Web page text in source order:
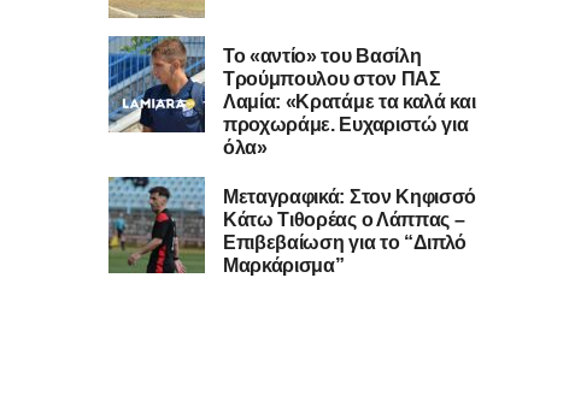
Το «αντίο» του Βασίλη
Τρούμπουλου στον ΠΑΣ
Λαμία: «Κρατάμε τα καλά και
προχωράμε. Ευχαριστώ για
όλα»
Μεταγραφικά: Στον Κηφισσό
Κάτω Τιθορέας ο Λάππας –
Επιβεβαίωση για το “Διπλό
Μαρκάρισμα”